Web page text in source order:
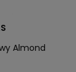
Almond